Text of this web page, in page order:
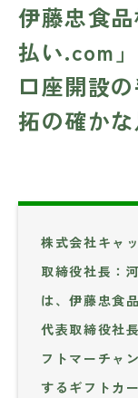
伊藤忠食
払い.com
口座開設
拓の確か
株式会社キャ
取締役社長：
は、伊藤忠食
代表取締役社
フトマーチャ
するギフトカ